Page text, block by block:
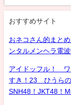
おすすめサイト
おネコさん的まと
ンタルメンヘラ電
アイドッフル！
すき！23 ひうら
SNH48！JKT48！